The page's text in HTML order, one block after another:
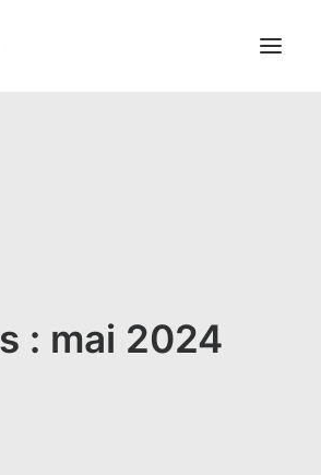
: mai 2024